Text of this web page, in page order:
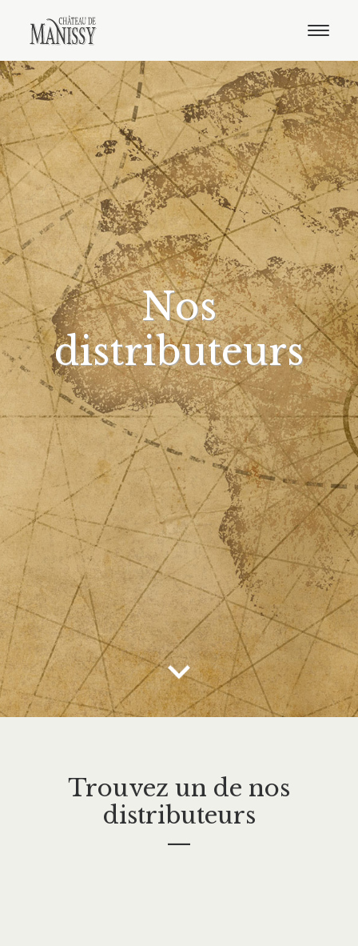
Le domaine
Nos vins
Oenotourisme
Notre boutique
Distribution
Contact
Français
Anglais
Nos
distributeurs
Trouvez un de nos
distributeurs
—